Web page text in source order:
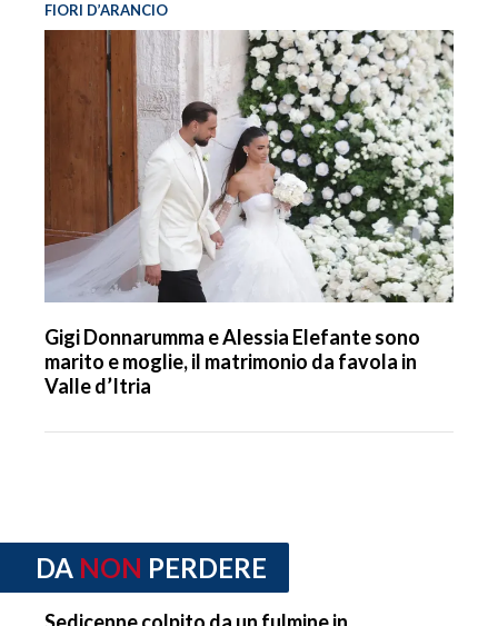
FIORI D’ARANCIO
Gigi Donnarumma e Alessia Elefante sono
marito e moglie, il matrimonio da favola in
Valle d’Itria
DA NON PERDERE
Sedicenne colpito da un fulmine in